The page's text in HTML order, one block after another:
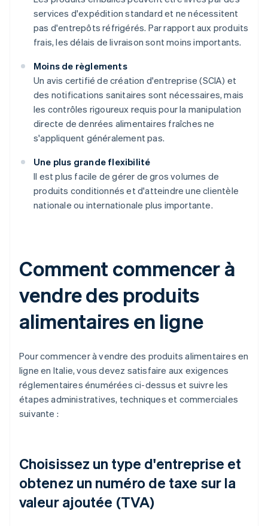
services d'expédition standard et ne nécessitent
pas d'entrepôts réfrigérés. Par rapport aux produits
frais, les délais de livraison sont moins importants.
Moins de règlements
Un avis certifié de création d'entreprise (SCIA) et
des notifications sanitaires sont nécessaires, mais
les contrôles rigoureux requis pour la manipulation
directe de denrées alimentaires fraîches ne
s'appliquent généralement pas.
Une plus grande flexibilité
Il est plus facile de gérer de gros volumes de
produits conditionnés et d'atteindre une clientèle
nationale ou internationale plus importante.
Comment commencer à
vendre des produits
alimentaires en ligne
Pour commencer à vendre des produits alimentaires en
ligne en Italie, vous devez satisfaire aux exigences
réglementaires énumérées ci-dessus et suivre les
étapes administratives, techniques et commerciales
suivante :
Choisissez un type d'entreprise et
obtenez un numéro de taxe sur la
valeur ajoutée (TVA)